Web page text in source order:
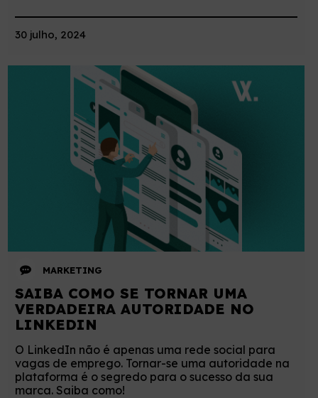
30 julho, 2024
MARKETING
SAIBA COMO SE TORNAR UMA
VERDADEIRA AUTORIDADE NO
LINKEDIN
O LinkedIn não é apenas uma rede social para
vagas de emprego. Tornar-se uma autoridade na
plataforma é o segredo para o sucesso da sua
marca. Saiba como!